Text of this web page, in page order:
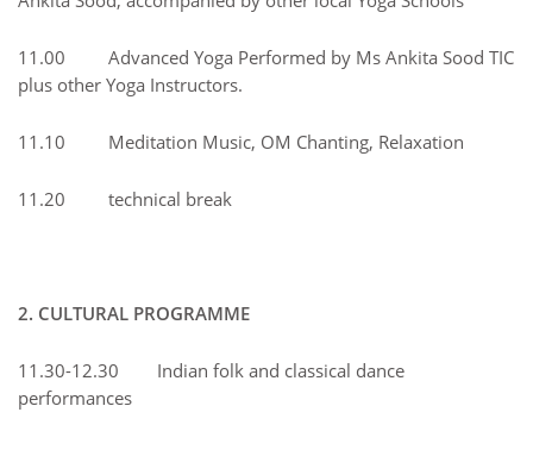
11.00 Advanced Yoga Performed by Ms Ankita Sood TIC
plus other Yoga Instructors.
11.10 Meditation Music, OM Chanting, Relaxation
11.20 technical break
2. CULTURAL PROGRAMME
11.30-12.30 Indian folk and classical dance
performances